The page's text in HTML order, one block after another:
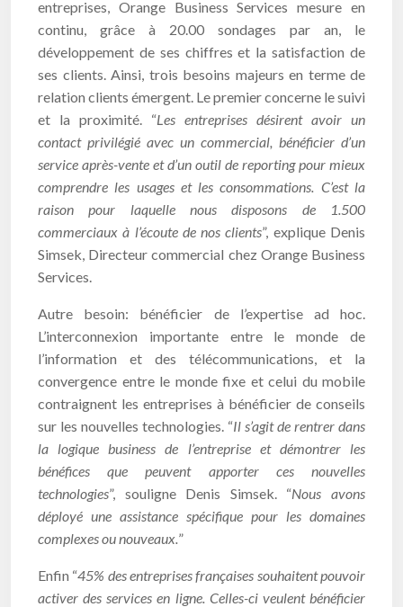
entreprises, Orange Business Services mesure en
continu, grâce à 20.00 sondages par an, le
développement de ses chiffres et la satisfaction de
ses clients. Ainsi, trois besoins majeurs en terme de
relation clients émergent. Le premier concerne le suivi
et la proximité. “Les entreprises désirent avoir un
contact privilégié avec un commercial, bénéficier d’un
service après-vente et d’un outil de reporting pour mieux
comprendre les usages et les consommations. C’est la
raison pour laquelle nous disposons de 1.500
commerciaux à l’écoute de nos clients”, explique Denis
Simsek, Directeur commercial chez Orange Business
Services.
Autre besoin: bénéficier de l’expertise ad hoc.
L’interconnexion importante entre le monde de
l’information et des télécommunications, et la
convergence entre le monde fixe et celui du mobile
contraignent les entreprises à bénéficier de conseils
sur les nouvelles technologies. “Il s’agit de rentrer dans
la logique business de l’entreprise et démontrer les
bénéfices que peuvent apporter ces nouvelles
technologies”, souligne Denis Simsek. “Nous avons
déployé une assistance spécifique pour les domaines
complexes ou nouveaux.”
Enfin “45% des entreprises françaises souhaitent pouvoir
activer des services en ligne. Celles-ci veulent bénéficier